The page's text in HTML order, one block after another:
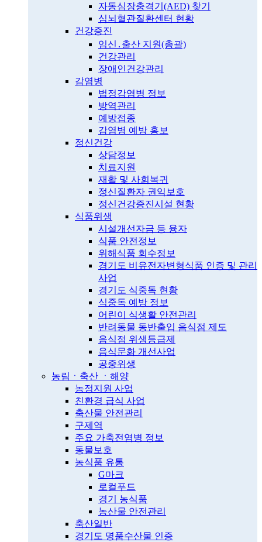
자동심장충격기(AED) 찾기
심뇌혈관질환센터 현황
건강증진
임신․출산 지원(총괄)
건강관리
장애인건강관리
감염병
법정감염병 정보
방역관리
예방접종
감염병 예방 홍보
정신건강
상담정보
치료지원
재활 및 사회복귀
정신질환자 권익보호
정신건강증진시설 현황
식품위생
시설개선자금 등 융자
식품 안전정보
위해식품 회수정보
경기도 비유전자변형식품 인증 및 관리
사업
경기도 식중독 현황
식중독 예방 정보
어린이 식생활 안전관리
반려동물 동반출입 음식점 제도
음식점 위생등급제
음식문화 개선사업
공중위생
농림ㆍ축산 ㆍ해양
농정지원 사업
친환경 급식 사업
축산물 안전관리
구제역
주요 가축전염병 정보
동물보호
농식품 유통
G마크
로컬푸드
경기 농식품
농산물 안전관리
축산일반
경기도 명품수산물 인증